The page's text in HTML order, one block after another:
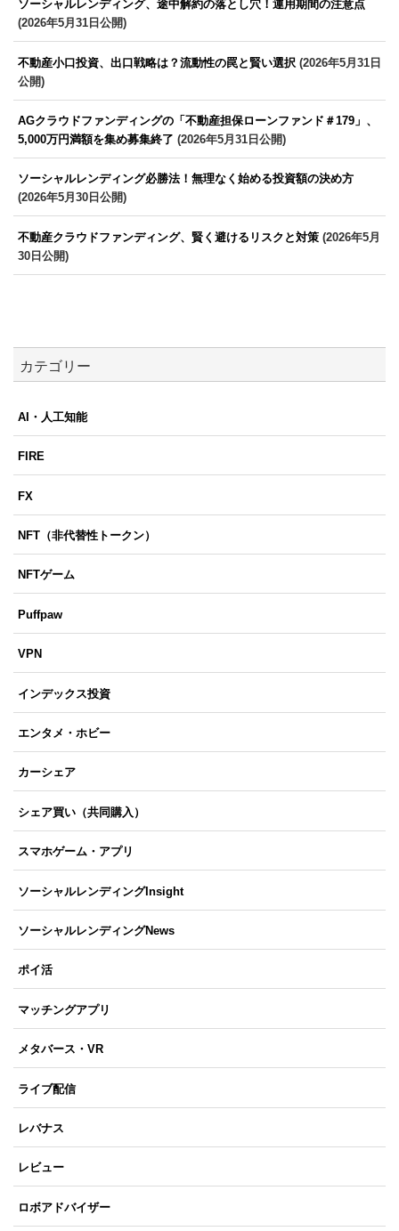
ソーシャルレンディング、途中解約の落とし穴！運用期間の注意点
(2026年5月31日公開)
不動産小口投資、出口戦略は？流動性の罠と賢い選択 (2026年5月31日
公開)
AGクラウドファンディングの「不動産担保ローンファンド＃179」、
5,000万円満額を集め募集終了 (2026年5月31日公開)
ソーシャルレンディング必勝法！無理なく始める投資額の決め方
(2026年5月30日公開)
不動産クラウドファンディング、賢く避けるリスクと対策 (2026年5月
30日公開)
カテゴリー
AI・人工知能
FIRE
FX
NFT（非代替性トークン）
NFTゲーム
Puffpaw
VPN
インデックス投資
エンタメ・ホビー
カーシェア
シェア買い（共同購入）
スマホゲーム・アプリ
ソーシャルレンディングInsight
ソーシャルレンディングNews
ポイ活
マッチングアプリ
メタバース・VR
ライブ配信
レバナス
レビュー
ロボアドバイザー